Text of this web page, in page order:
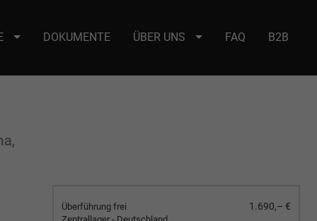
: selector2._domainkey Points to address or value: selector2-aee-
DOKUMENTE ÜBER UNS FAQ B2B
Überführung frei
1.690,– €